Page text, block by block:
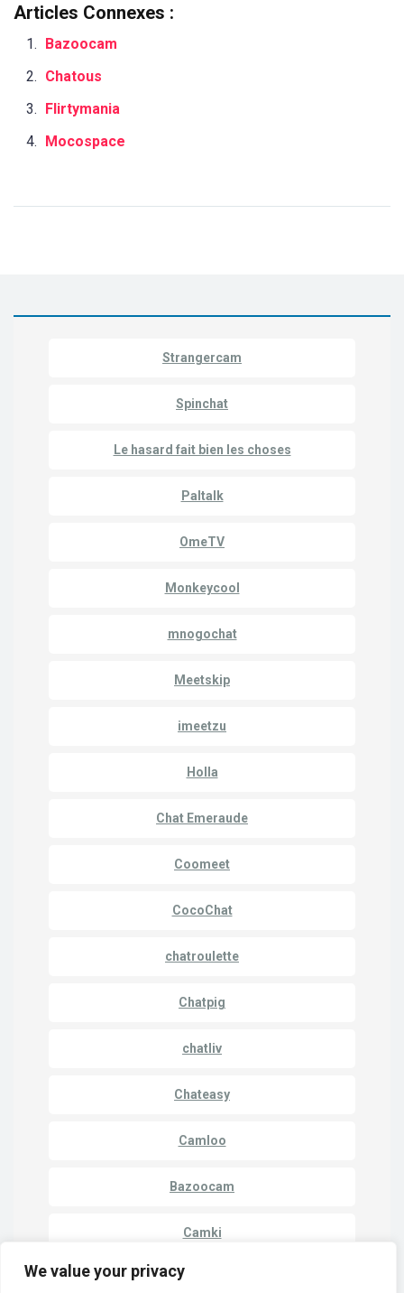
We value your privacy
Articles Connexes :
Bazoocam
Chatous
Flirtymania
Mocospace
Strangercam
Spinchat
Le hasard fait bien les choses
Paltalk
OmeTV
Monkeycool
mnogochat
Meetskip
imeetzu
Holla
Chat Emeraude
Coomeet
CocoChat
chatroulette
Chatpig
chatliv
Chateasy
Camloo
Bazoocam
Camki